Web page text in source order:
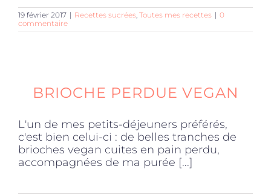
19 février 2017 | Recettes sucrées, Toutes mes recettes | 0
commentaire
BRIOCHE PERDUE VEGAN
L'un de mes petits-déjeuners préférés,
c'est bien celui-ci : de belles tranches de
brioches vegan cuites en pain perdu,
accompagnées de ma purée [...]